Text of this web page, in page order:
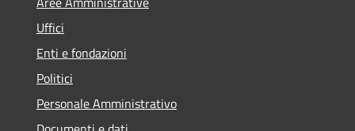
Uffici
Enti e fondazioni
Politici
Personale Amministrativo